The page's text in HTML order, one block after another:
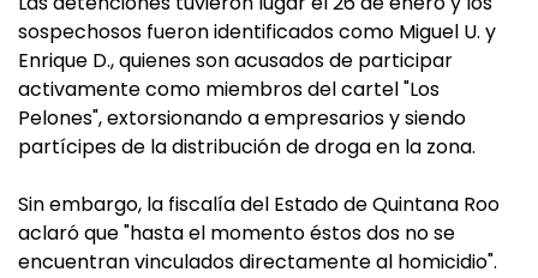
sospechosos fueron identificados como Miguel U. y
Enrique D., quienes son acusados de participar
activamente como miembros del cartel "Los
Pelones", extorsionando a empresarios y siendo
partícipes de la distribución de droga en la zona.
Sin embargo, la fiscalía del Estado de Quintana Roo
aclaró que "hasta el momento éstos dos no se
encuentran vinculados directamente al homicidio".